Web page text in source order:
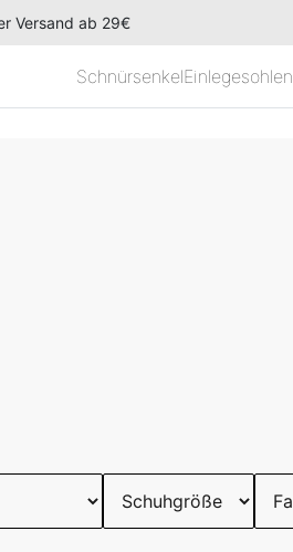
Versand ab 29€
SchnürsenkelEinlegesohlen